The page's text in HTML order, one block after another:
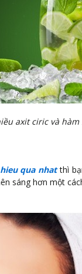
axit ciric và
qua nhatthì
sáng hơn một